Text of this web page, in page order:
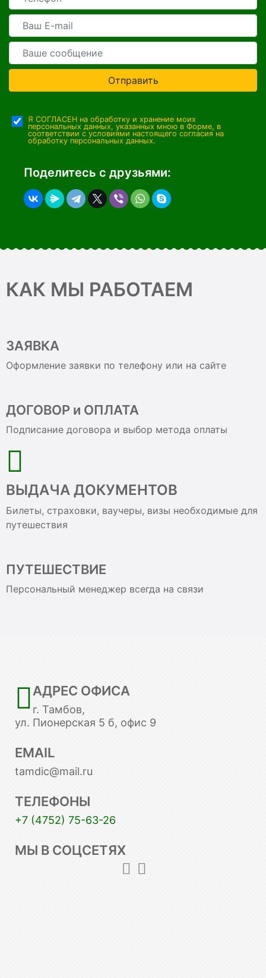
Отправить
Я СОГЛАСЕН на обработку и хранение моих
персональных данных, указанных мною в Форме, в
соответствии с условиями настоящего согласия на
обработку персональных данных.
Поделитесь с друзьями:
КАК МЫ РАБОТАЕМ
ЗАЯВКА
Оформление заявки по телефону или на сайте
ДОГОВОР и ОПЛАТА
Подписание договора и выбор метода оплаты
ВЫДАЧА ДОКУМЕНТОВ
Билеты, страховки, ваучеры, визы необходимые для
путешествия
ПУТЕШЕСТВИЕ
Персональный менеджер всегда на связи
АДРЕС ОФИСА
г. Тамбов,
ул. Пионерская 5 б, офис 9
EMAIL
tamdic@mail.ru
ТЕЛЕФОНЫ
+7 (4752) 75-63-26
МЫ В СОЦСЕТЯХ